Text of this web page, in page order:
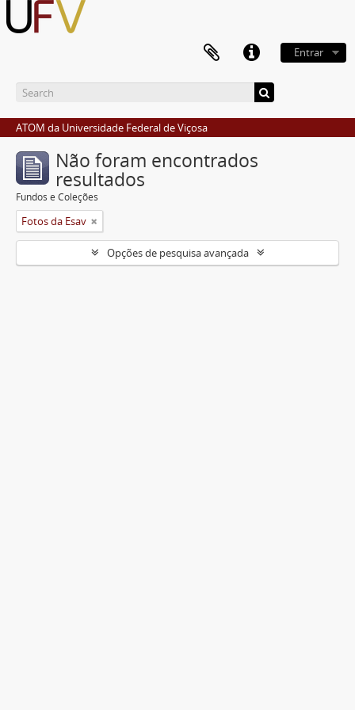
Entrar
ATOM da Universidade Federal de Viçosa
Não foram encontrados
resultados
Fundos e Coleções
Fotos da Esav
Opções de pesquisa avançada